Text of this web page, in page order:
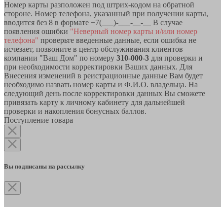
Номер карты разположен под штрих-кодом на обратной
стороне. Номер телефона, указанный при получении карты,
вводится без 8 в формате +7(___)-___-__-__ В случае
появления ошибки "Неверный номер карты и/или номер
телефона" проверьте введенные данные, если ошибка не
исчезает, позвоните в центр обслуживания клиентов
компании "Ваш Дом" по номеру 310-000-3 для проверки и
при необходимости корректировки Ваших данных. Для
Внесения изменений в реистрационные данные Вам будет
необходимо назвать номер карты и Ф.И.О. владельца. На
следующий день после корректировки данных Вы сможете
привязать карту к личному кабинету для дальнейшей
проверки и накопления бонусных баллов.
Поступление товара
Вы подписаны на рассылку